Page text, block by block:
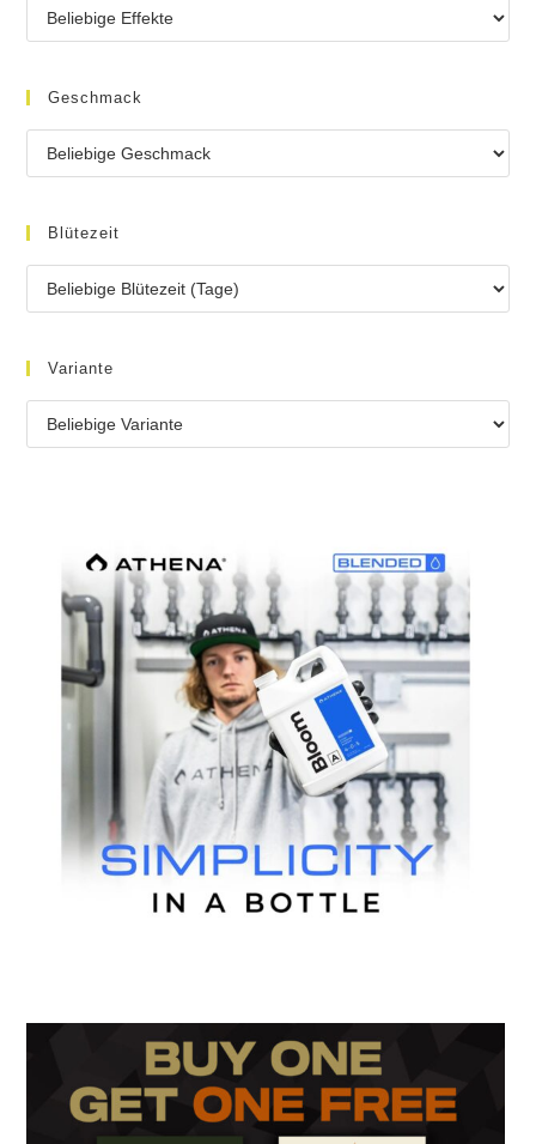
Geschmack
Blütezeit
Variante